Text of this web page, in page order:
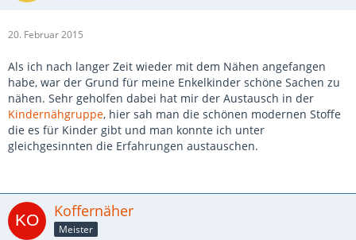
20. Februar 2015
Als ich nach langer Zeit wieder mit dem Nähen angefangen
habe, war der Grund für meine Enkelkinder schöne Sachen zu
nähen. Sehr geholfen dabei hat mir der Austausch in der
Kindernähgruppe, hier sah man die schönen modernen Stoffe
die es für Kinder gibt und man konnte ich unter
gleichgesinnten die Erfahrungen austauschen.
Koffernäher
Meister